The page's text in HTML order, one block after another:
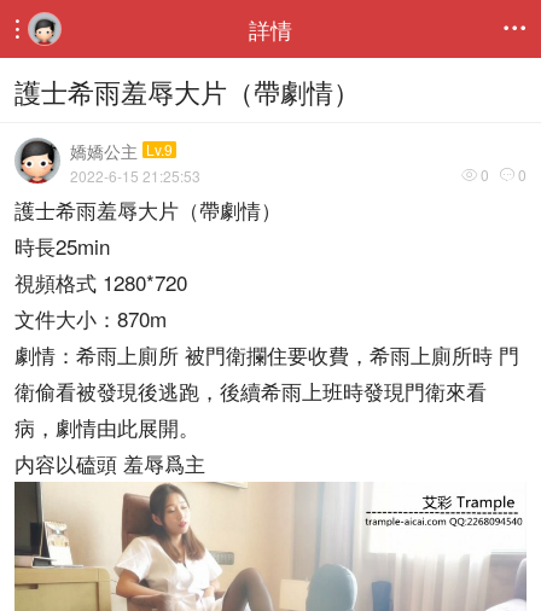
 詳情 
護士希雨羞辱大片（帶劇情）
嬌嬌公主 Lv.9
 0  0
2022-6-15 21:25:53
護士希雨羞辱大片（帶劇情）
時長25min
視頻格式 1280*720
文件大小：870m
劇情：希雨上廁所 被門衛攔住要收費，希雨上廁所時 門
衛偷看被發現後逃跑，後續希雨上班時發現門衛來看
病，劇情由此展開。
内容以磕頭 羞辱爲主